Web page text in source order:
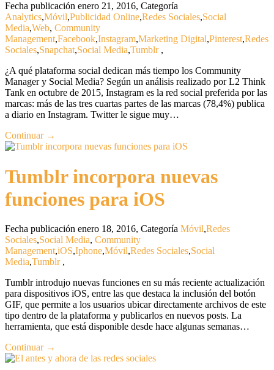
Fecha publicación enero 21, 2016, Categoría
Analytics,Móvil,Publicidad Online,Redes Sociales,Social
Media,Web, Community
Management,Facebook,Instagram,Marketing Digital,Pinterest,Redes
Sociales,Snapchat,Social Media,Tumblr,
¿A qué plataforma social dedican más tiempo los Community
Manager y Social Media? Según un análisis realizado por L2 Think
Tank en octubre de 2015, Instagram es la red social preferida por las
marcas: más de las tres cuartas partes de las marcas (78,4%) publica
a diario en Instagram. Twitter le sigue muy…
Continuar →
Tumblr incorpora nuevas
funciones para iOS
Fecha publicación enero 18, 2016, Categoría Móvil,Redes
Sociales,Social Media, Community
Management,iOS,Iphone,Móvil,Redes Sociales,Social
Media,Tumblr,
Tumblr introdujo nuevas funciones en su más reciente actualización
para dispositivos iOS, entre las que destaca la inclusión del botón
GIF, que permite a los usuarios ubicar directamente archivos de este
tipo dentro de la plataforma y publicarlos en nuevos posts. La
herramienta, que está disponible desde hace algunas semanas…
Continuar →